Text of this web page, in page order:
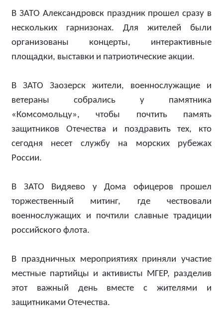
В ЗАТО Александровск праздник прошел сразу в
нескольких гарнизонах. Для жителей были
организованы концерты, интерактивные
площадки, выставки и патриотические акции.
В ЗАТО Заозерск жители, военнослужащие и
ветераны собрались у памятника
«Комсомольцу», чтобы почтить память
защитников Отечества и поздравить тех, кто
сегодня несет службу на морских рубежах
России.
В ЗАТО Видяево у Дома офицеров прошел
торжественный митинг, где чествовали
военнослужащих и почтили славные традиции
российского флота.
В праздничных мероприятиях приняли участие
местные партийцы и активисты МГЕР, разделив
этот важный день вместе с жителями и
защитниками Отечества.